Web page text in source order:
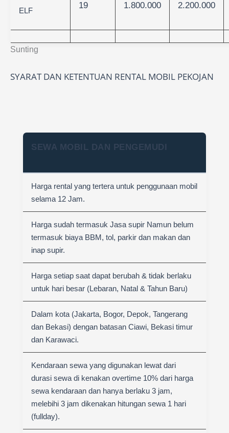
Sunting
ELF
19 1.800.000 2.200.000
SYARAT DAN KETENTUAN RENTAL MOBIL PEKOJAN
SEWA MOBIL DAN PENGEMUDI
Harga rental yang tertera untuk penggunaan mobil
selama 12 Jam.
Harga sudah termasuk Jasa supir Namun belum
termasuk biaya BBM, tol, parkir dan makan dan
inap supir.
Harga setiap saat dapat berubah & tidak berlaku
untuk hari besar (Lebaran, Natal & Tahun Baru)
Dalam kota (Jakarta, Bogor, Depok, Tangerang
dan Bekasi) dengan batasan Ciawi, Bekasi timur
dan Karawaci.
Kendaraan sewa yang digunakan lewat dari
durasi sewa di kenakan overtime 10% dari harga
sewa kendaraan dan hanya berlaku 3 jam,
melebihi 3 jam dikenakan hitungan sewa 1 hari
(fullday).